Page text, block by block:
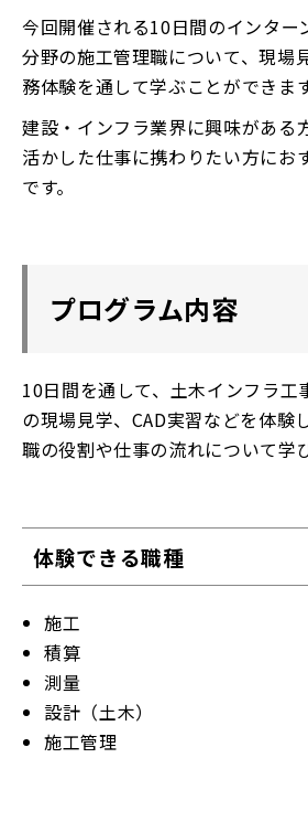
今回開催される10日間のインター
分野の施工管理職について、現場
務体験を通して学ぶことができます
建設・インフラ業界に興味がある
活かした仕事に携わりたい方にお
です。
プログラム内容
10日間を通して、土木インフラ工
の現場見学、CAD実習などを体験
職の役割や仕事の流れについて学
体験できる職種
施工
積算
測量
設計（土木）
施工管理